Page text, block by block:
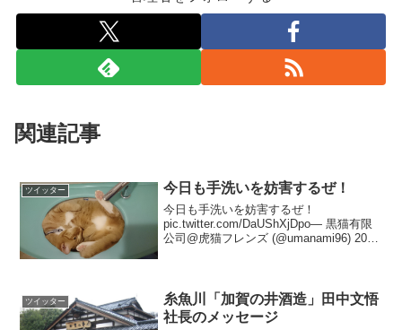
関連記事
ツイッター 今日も手洗いを妨害するぜ！
今日も手洗いを妨害するぜ！
pic.twitter.com/DaUShXjDpo— 黒猫有限
公司@虎猫フレンズ (@umanami96) 2017
ツイッター
糸魚川「加賀の井酒造」田中文悟
社長のメッセージ